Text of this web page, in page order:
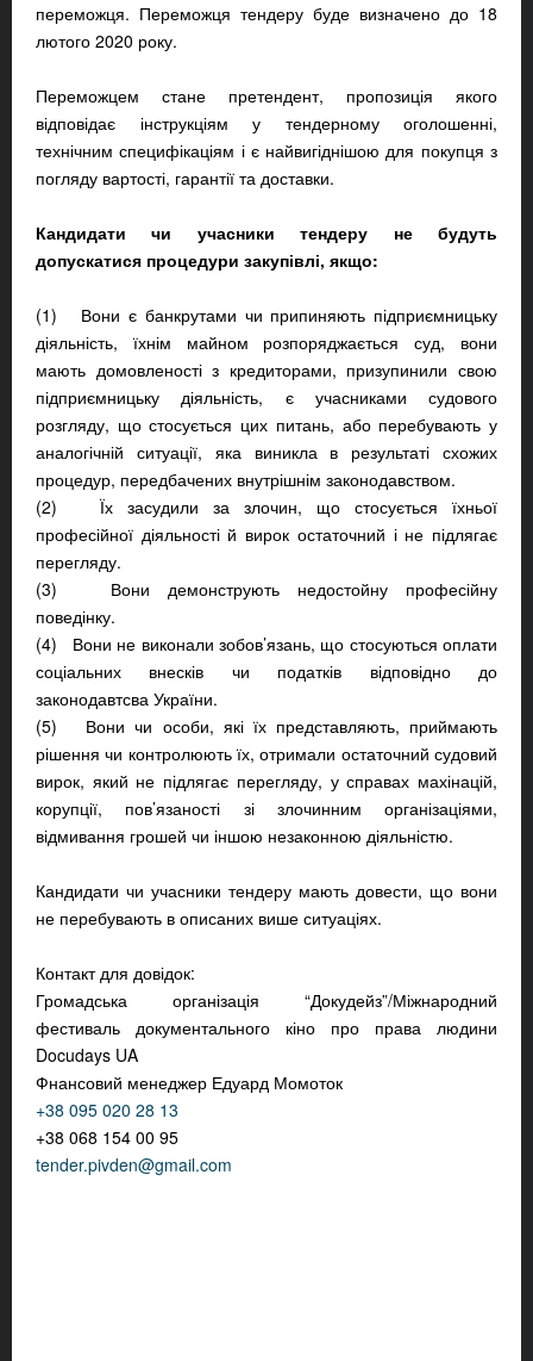
переможця. Переможця тендеру буде визначено до 18
лютого 2020 року.
Переможцем стане претендент, пропозиція якого
відповідає інструкціям у тендерному оголошенні,
технічним специфікаціям і є найвигіднішою для покупця з
погляду вартості, гарантії та доставки.
Кандидати чи учасники тендеру не будуть
допускатися процедури закупівлі, якщо:
(1) Вони є банкрутами чи припиняють підприємницьку
діяльність, їхнім майном розпоряджається суд, вони
мають домовленості з кредиторами, призупинили свою
підприємницьку діяльність, є учасниками судового
розгляду, що стосується цих питань, або перебувають у
аналогічній ситуації, яка виникла в результаті схожих
процедур, передбачених внутрішнім законодавством.
(2) Їх засудили за злочин, що стосується їхньої
професійної діяльності й вирок остаточний і не підлягає
перегляду.
(3) Вони демонструють недостойну професійну
поведінку.
(4) Вони не виконали зобов’язань, що стосуються оплати
соціальних внесків чи податків відповідно до
законодавтсва України.
(5) Вони чи особи, які їх представляють, приймають
рішення чи контролюють їх, отримали остаточний судовий
вирок, який не підлягає перегляду, у справах махінацій,
корупції, пов’язаності зі злочинним організаціями,
відмивання грошей чи іншою незаконною діяльністю.
Кандидати чи учасники тендеру мають довести, що вони
не перебувають в описаних више ситуаціях.
Контакт для довідок:
Громадська організація “Докудейз”/Міжнародний
фестиваль документального кіно про права людини
Docudays UA
Фнансовий менеджер Едуард Момоток
+38 095 020 28 13
+38 068 154 00 95
tender.pivden@gmail.com